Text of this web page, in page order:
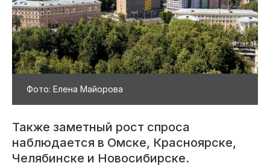
Фото: Елена Майорова
Также заметный рост спроса
наблюдается в Омске, Красноярске,
Челябинске и Новосибирске.